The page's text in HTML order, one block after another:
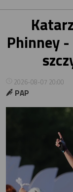
Phinney
2026-08-07 20:00
PAP